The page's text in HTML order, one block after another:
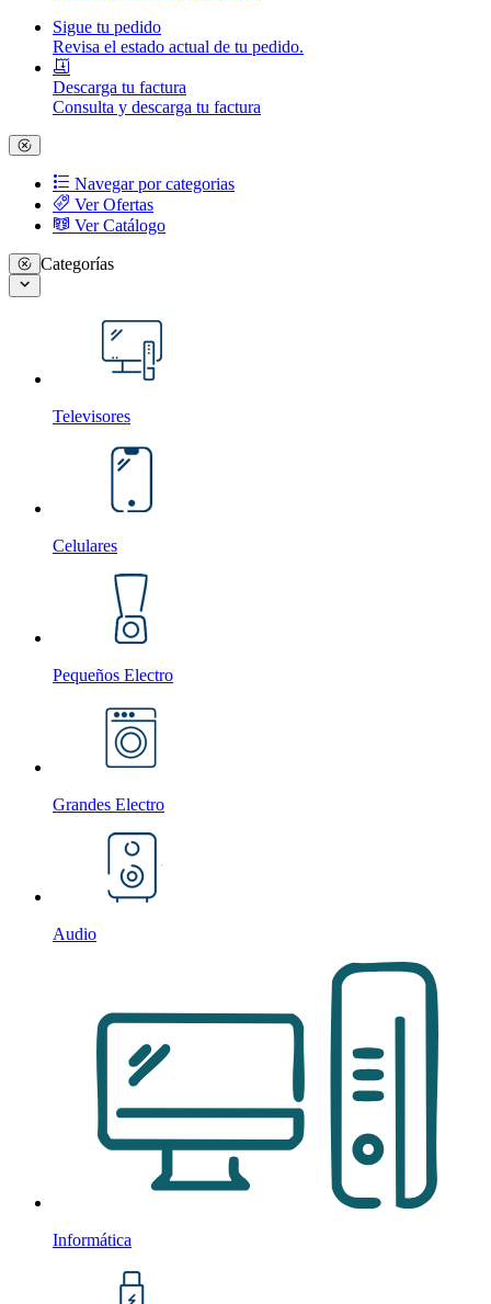
Sigue tu pedido
Revisa el estado actual de tu pedido.
Descarga tu factura
Consulta y descarga tu factura
Navegar por categorias
Ver Ofertas
Ver Catálogo
Categorías
Televisores
Celulares
Pequeños Electro
Grandes Electro
Audio
Informática